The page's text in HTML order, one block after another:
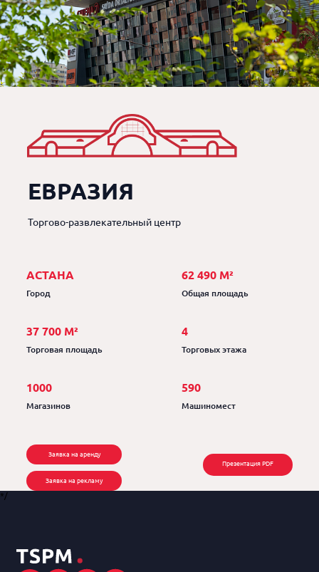
ЕВРАЗИЯ
Торгово-развлекательный центр
АСТАНА
Город
62 490 М²
Общая площадь
37 700 М²
Торговая площадь
4
Торговых этажа
1000
Магазинов
590
Машиномест
Заявка на аренду
Заявка на рекламу
Презентация PDF
*/